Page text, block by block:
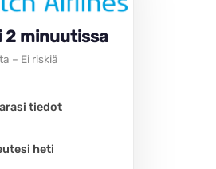
2 minuutissa
– Ei riskiä
tiedot
heti